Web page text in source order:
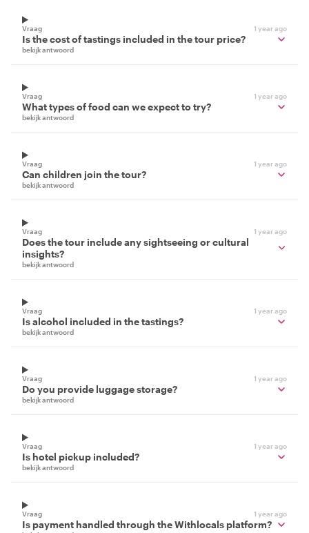
Vraag 1 year ago
Is the cost of tastings included in the tour price?
bekijk antwoord
Vraag 1 year ago
What types of food can we expect to try?
bekijk antwoord
Vraag 1 year ago
Can children join the tour?
bekijk antwoord
Vraag 1 year ago
Does the tour include any sightseeing or cultural
insights?
bekijk antwoord
Vraag 1 year ago
Is alcohol included in the tastings?
bekijk antwoord
Vraag 1 year ago
Do you provide luggage storage?
bekijk antwoord
Vraag 1 year ago
Is hotel pickup included?
bekijk antwoord
Vraag 1 year ago
Is payment handled through the Withlocals platform?